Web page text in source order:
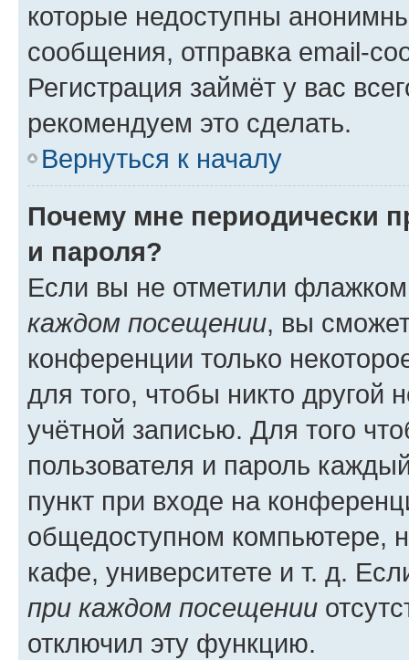
которые недоступны
сообщения, отправка email-
Регистрация займёт у вас
рекомендуем это сделать.
Вернуться к началу
Почему мне периодически
и пароля?
Если вы не отметили
каждом посещении, вы
конференции только
для того, чтобы никто другой
учётной записью. Для того
пользователя и пароль
пункт при входе на
общедоступном компьютере,
кафе, университете и т. д.
при каждом посещении
отключил эту функцию.